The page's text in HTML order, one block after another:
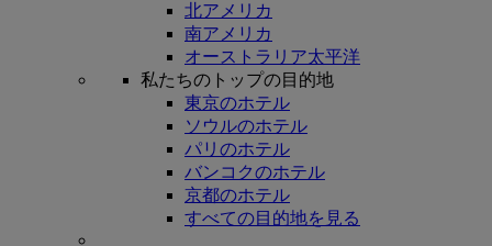
北アメリカ
南アメリカ
オーストラリア太平洋
私たちのトップの目的地
東京のホテル
ソウルのホテル
パリのホテル
バンコクのホテル
京都のホテル
すべての目的地を見る